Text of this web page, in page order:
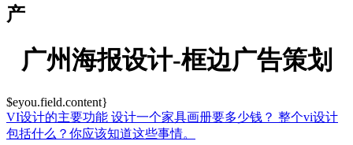
产
广州海报设计-框边广告策划
$eyou.field.content}
VI设计的主要功能 设计一个家具画册要多少钱？ 整个vi设计
包括什么？你应该知道这些事情。